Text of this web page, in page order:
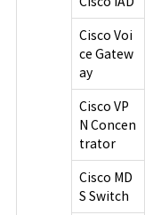
Cisco Voi
ce Gatew
ay
Cisco VP
N Concen
trator
Cisco MD
S Switch